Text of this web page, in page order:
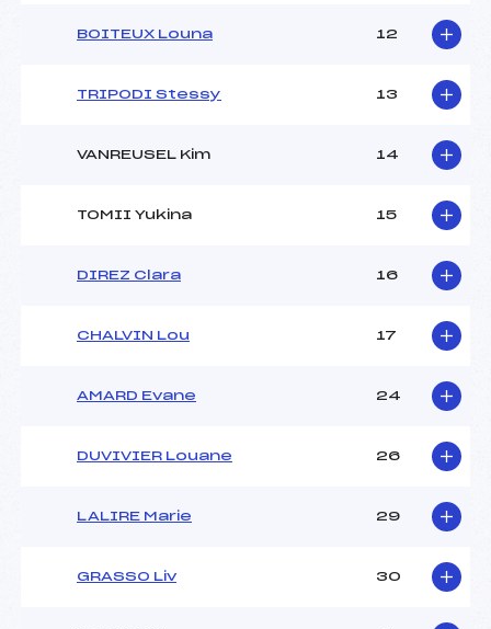
BOITEUX Louna 12
TRIPODI Stessy 13
VANREUSEL Kim 14
TOMII Yukina 15
DIREZ Clara 16
CHALVIN Lou 17
AMARD Evane 24
DUVIVIER Louane 26
LALIRE Marie 29
GRASSO Liv 30